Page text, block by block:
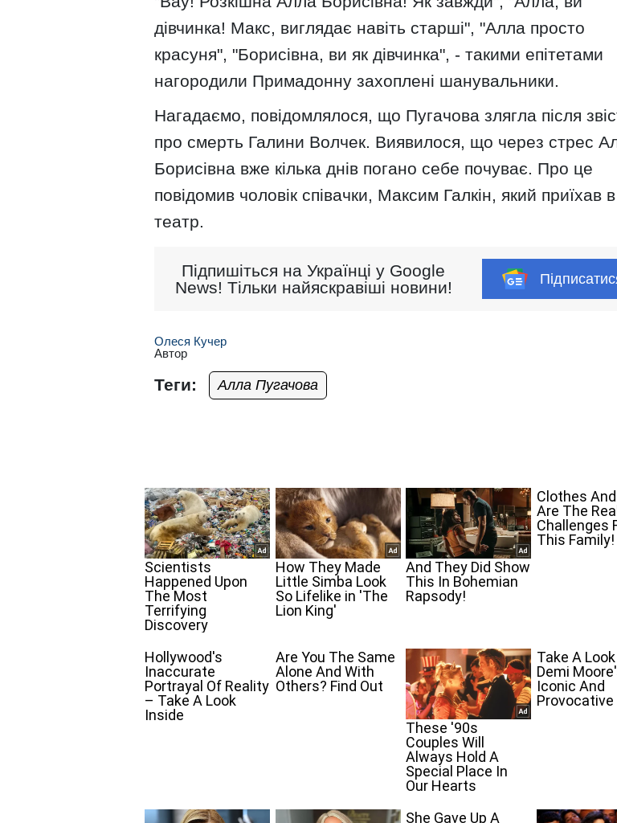
дівчинка! Макс, виглядає навіть старші", "Алла просто
красуня", "Борисівна, ви як дівчинка", - такими епітетами
нагородили Примадонну захоплені шанувальники.
Нагадаємо, повідомлялося, що Пугачова злягла після
про смерть Галини Волчек. Виявилося, що через стрес
Борисівна вже кілька днів погано себе почуває. Про це
повідомив чоловік співачки, Максим Галкін, який приїхав в
театр.
Підпишіться на Українці у Google
News! Тільки найяскравіші новини!
Олеся Кучер
Автор
Теги: Алла Пугачова